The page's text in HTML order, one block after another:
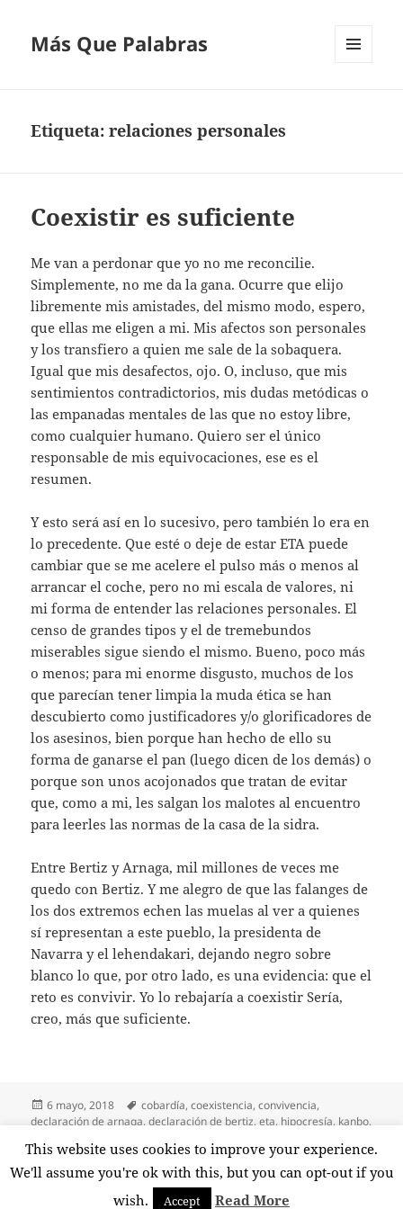
Más Que Palabras
Etiqueta:relaciones personales
Coexistir es suficiente
Me van a perdonar que yo no me reconcilie.
Simplemente, no me da la gana. Ocurre que elijo
libremente mis amistades, del mismo modo, espero,
que ellas me eligen a mi. Mis afectos son personales
y los transfiero a quien me sale de la sobaquera.
Igual que mis desafectos, ojo. O, incluso, que mis
sentimientos contradictorios, mis dudas metódicas o
las empanadas mentales de las que no estoy libre,
como cualquier humano. Quiero ser el único
responsable de mis equivocaciones, ese es el
resumen.
Y esto será así en lo sucesivo, pero también lo era en
lo precedente. Que esté o deje de estar ETA puede
cambiar que se me acelere el pulso más o menos al
arrancar el coche, pero no mi escala de valores, ni
mi forma de entender las relaciones personales. El
censo de grandes tipos y el de tremebundos
miserables sigue siendo el mismo. Bueno, poco más
o menos; para mi enorme disgusto, muchos de los
que parecían tener limpia la muda ética se han
descubierto como justificadores y/o glorificadores de
los asesinos, bien porque han hecho de ello su
forma de ganarse el pan (luego dicen de los demás) o
porque son unos acojonados que tratan de evitar
que, como a mi, les salgan los malotes al encuentro
para leerles las normas de la casa de la sidra.
Entre Bertiz y Arnaga, mil millones de veces me
quedo con Bertiz. Y me alegro de que las falanges de
los dos extremos echen las muelas al ver a quienes
sí representan a este pueblo, la presidenta de
Navarra y el lehendakari, dejando negro sobre
blanco lo que, por otro lado, es una evidencia: que el
reto es convivir. Yo lo rebajaría a coexistir Sería,
creo, más que suficiente.
Publicado
el
6 mayo, 2018 Etiquetas
cobardía,coexistencia,convivencia,
declaración de arnaga,declaración de bertiz,eta, hipocresía, kanbo,
Deja un comentarioen Coexistir es suficiente
Funciona gracias a WordPress
This website uses cookies to improve your experience.
We'll assume you're ok with this, but you can opt-out if you
wish.
Accept Read More